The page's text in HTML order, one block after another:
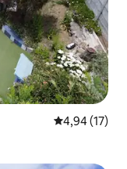
Gemiddelde
4,94 (17)